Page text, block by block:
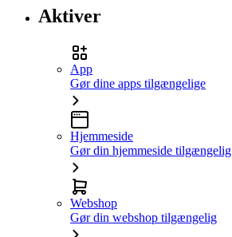
Aktiver
App
Gør dine apps tilgængelige
Hjemmeside
Gør din hjemmeside tilgængelig
Webshop
Gør din webshop tilgængelig